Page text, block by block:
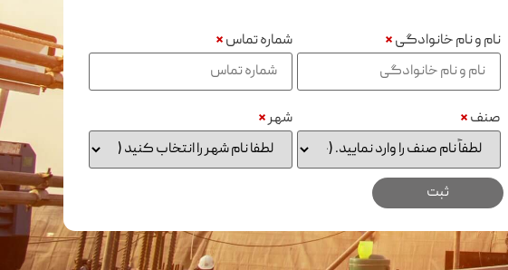
نام و نام خانوادگی* شماره تماس*
صنف* شهر*